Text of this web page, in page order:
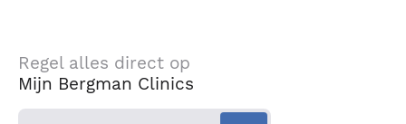
Regel alles direct op
Mijn Bergman Clinics